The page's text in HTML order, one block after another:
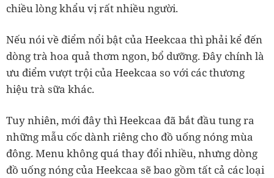
chiều lòng khẩu vị rất nhiều người.
Nếu nói về điểm nổi bật của Heekcaa thì phải kể đến
dòng trà hoa quả thơm ngon, bổ dưỡng. Đây chính là
ưu điểm vượt trội của Heekcaa so với các thương
hiệu trà sữa khác.
Tuy nhiên, mới đây thì Heekcaa đã bắt đầu tung ra
những mẫu cốc dành riêng cho đồ uống nóng mùa
đông. Menu không quá thay đổi nhiều, nhưng dòng
đồ uống nóng của Heekcaa sẽ bao gồm tất cả các loại